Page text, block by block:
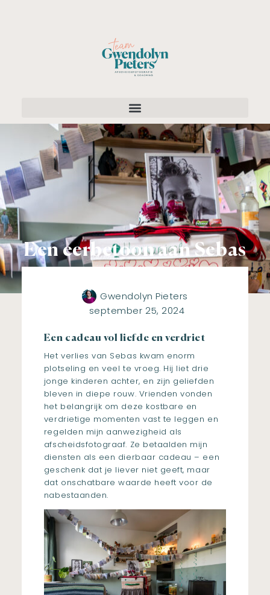
Een eerbetoon aan Sebas
Gwendolyn Pieters
september 25, 2024
Een cadeau vol liefde en verdriet
Het verlies van Sebas kwam enorm
plotseling en veel te vroeg. Hij liet drie
jonge kinderen achter, en zijn geliefden
bleven in diepe rouw. Vrienden vonden
het belangrijk om deze kostbare en
verdrietige momenten vast te leggen en
regelden mijn aanwezigheid als
afscheidsfotograaf. Ze betaalden mijn
diensten als een dierbaar cadeau – een
geschenk dat je liever niet geeft, maar
dat onschatbare waarde heeft voor de
nabestaanden.